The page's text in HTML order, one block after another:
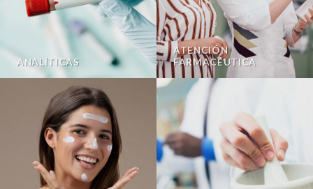
ANALÍTICAS
ATENCIÓN
FARMACÉUTICA